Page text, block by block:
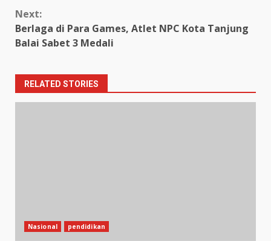
Next:
Berlaga di Para Games, Atlet NPC Kota Tanjung
Balai Sabet 3 Medali
RELATED STORIES
Nasional pendidikan